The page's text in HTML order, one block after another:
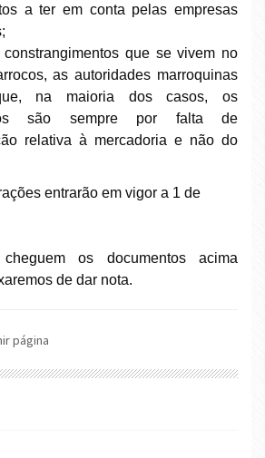
a ter em conta pelas empresas
constrangimentos que se vivem no
as autoridades marroquinas
na maioria dos casos, os
são sempre por falta de
relativa à mercadoria e não do
entrarão em vigor a 1 de
os documentos acima
de dar nota.